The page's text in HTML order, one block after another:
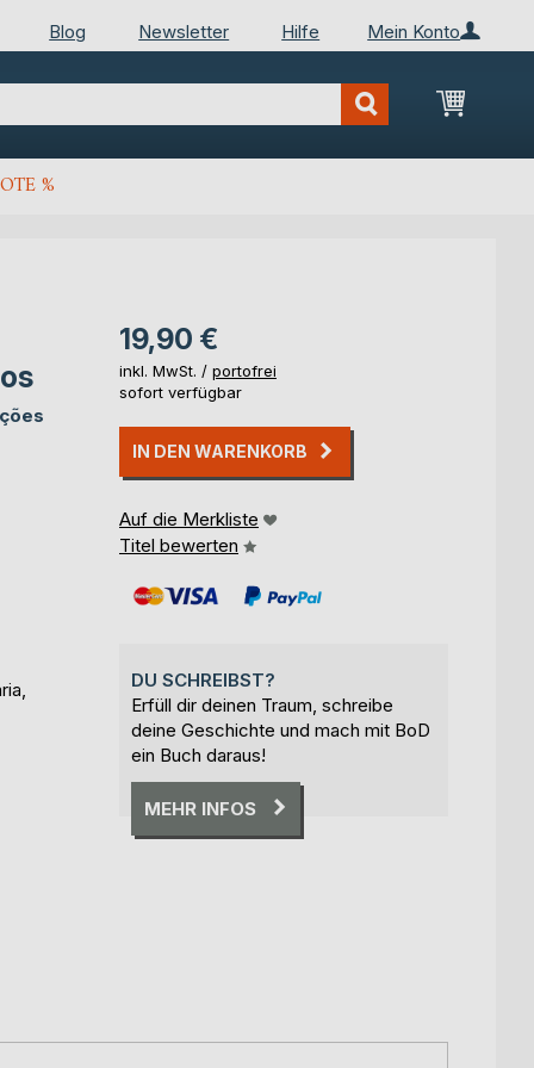
Mein Konto
Blog Newsletter Hilfe
Mein
%
19,90 €
inkl. MwSt. / portofrei
sofort verfügbar
IN DEN WARENKORB
Auf die Merkliste
Titel bewerten
DU SCHREIBST?
Erfüll dir deinen Traum, schreibe
deine Geschichte und mach mit BoD
ein Buch daraus!
MEHR INFOS